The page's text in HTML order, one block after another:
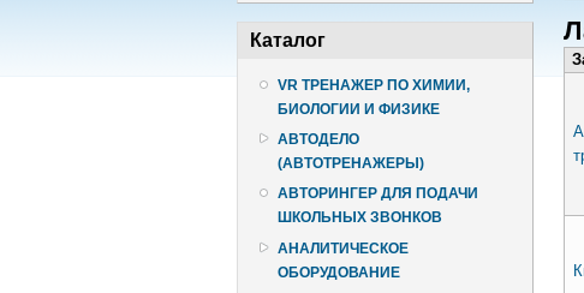
Каталог
VR ТРЕНАЖЕР ПО ХИМИИ,
БИОЛОГИИ И ФИЗИКЕ
АВТОДЕЛО
(АВТОТРЕНАЖЕРЫ)
АВТОРИНГЕР ДЛЯ ПОДАЧИ
ШКОЛЬНЫХ ЗВОНКОВ
АНАЛИТИЧЕСКОЕ
ОБОРУДОВАНИЕ